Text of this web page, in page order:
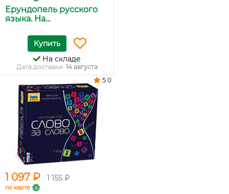
Ерундопель русского
языка. На...
Купить
На складе
Дата доставки: 14 августа
1 097 ₽ 1 155 ₽
по карте
5.0